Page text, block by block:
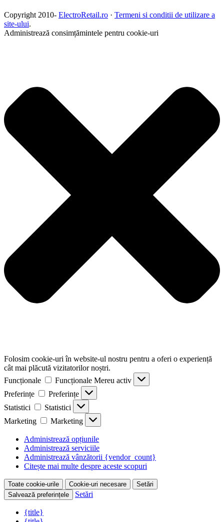
Copyright 2010- ElectroRetail.ro · Termeni si conditii de utilizare a
site-ului.
Administrează consimțămintele pentru cookie-uri
Folosim cookie-uri în website-ul nostru pentru a oferi o experiență
cât mai plăcută vizitatorilor noștri.
Funcționale
Funcționale Mereu activ
Preferințe
Preferințe
Statistici
Statistici
Marketing
Marketing
Administrează opțiunile
Administrează serviciile
Administrează vânzătorii {vendor_count}
Citește mai multe despre aceste scopuri
Toate cookie-urile Cookie-uri necesare
Setări
Salvează preferințele
Setări
{title}